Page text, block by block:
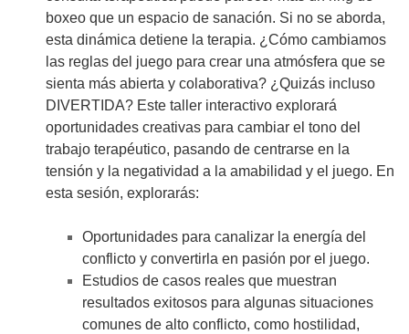
boxeo que un espacio de sanación. Si no se aborda,
esta dinámica detiene la terapia. ¿Cómo cambiamos
las reglas del juego para crear una atmósfera que se
sienta más abierta y colaborativa? ¿Quizás incluso
DIVERTIDA? Este taller interactivo explorará
oportunidades creativas para cambiar el tono del
trabajo terapéutico, pasando de centrarse en la
tensión y la negatividad a la amabilidad y el juego. En
esta sesión, explorarás:
Oportunidades para canalizar la energía del
conflicto y convertirla en pasión por el juego.
Estudios de casos reales que muestran
resultados exitosos para algunas situaciones
comunes de alto conflicto, como hostilidad,